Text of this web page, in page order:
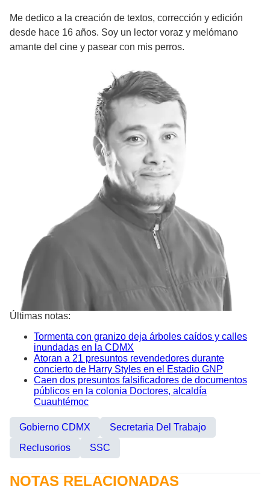
Me dedico a la creación de textos, corrección y edición
desde hace 16 años. Soy un lector voraz y melómano
amante del cine y pasear con mis perros.
Últimas notas:
Tormenta con granizo deja árboles caídos y calles
inundadas en la CDMX
Atoran a 21 presuntos revendedores durante
concierto de Harry Styles en el Estadio GNP
Caen dos presuntos falsificadores de documentos
públicos en la colonia Doctores, alcaldía
Cuauhtémoc
Gobierno CDMX
Secretaria Del Trabajo
Reclusorios
SSC
NOTAS RELACIONADAS